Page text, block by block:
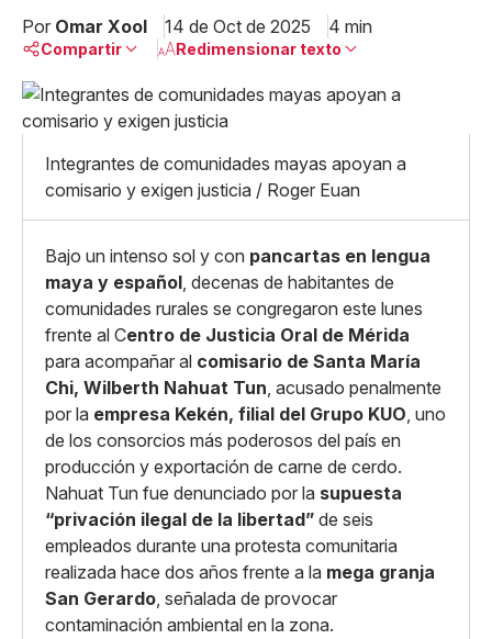
Por Omar Xool 14 de Oct de 2025 4 min
Compartir
Linkedin
Facebook
X
Whatsapp
Copiar enlace
Redimensionar texto
Pequeño
Mediano
Grande
Integrantes de comunidades mayas apoyan a
comisario y exigen justicia / Roger Euan
Bajo un intenso sol y con pancartas en lengua
maya y español, decenas de habitantes de
comunidades rurales se congregaron este lunes
frente al Centro de Justicia Oral de Mérida
para acompañar al comisario de Santa María
Chi, Wilberth Nahuat Tun, acusado penalmente
por la empresa Kekén, filial del Grupo KUO, uno
de los consorcios más poderosos del país en
producción y exportación de carne de cerdo.
Nahuat Tun fue denunciado por la supuesta
“privación ilegal de la libertad” de seis
empleados durante una protesta comunitaria
realizada hace dos años frente a la mega granja
San Gerardo, señalada de provocar
contaminación ambiental en la zona.